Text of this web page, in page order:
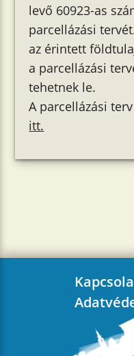
levő 60923-as
parcellázási
az érintett
a parcellázási
tehetnek le.
A parcellázási
itt.